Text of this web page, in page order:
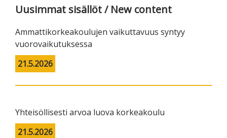
Uusimmat sisällöt / New content
Ammattikorkeakoulujen vaikuttavuus syntyy
vuorovaikutuksessa
21.5.2026
Yhteisöllisesti arvoa luova korkeakoulu
21.5.2026